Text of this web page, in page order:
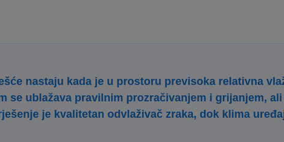
nastaju kada je u prostoru previsoka relativna
se ublažava pravilnim prozračivanjem i grijanjem,
je kvalitetan odvlaživač zraka, dok klima